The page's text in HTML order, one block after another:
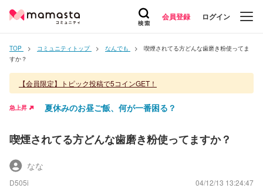
会員登録 ログイン
TOP コミュニティトップ なんでも
喫煙されてる方どんな歯磨き粉使ってま
すか？
【会員限定】トピック投稿で5コインGET！
急上昇 夏休みのお昼ご飯、何が一番困る？
喫煙されてる方どんな歯磨き粉使ってますか？
なな
D505i 04/12/13 13:24:47